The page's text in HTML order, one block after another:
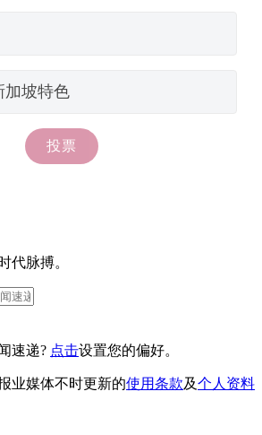
代脉搏。
速递? 点击设置您的偏好。
业媒体不时更新的使用条款及个人资料